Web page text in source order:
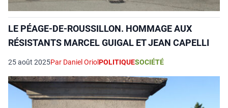
LE PÉAGE-DE-ROUSSILLON. HOMMAGE AUX
RÉSISTANTS MARCEL GUIGAL ET JEAN CAPELLI
25 août 2025Par Daniel OriolPOLITIQUESOCIÉTÉ